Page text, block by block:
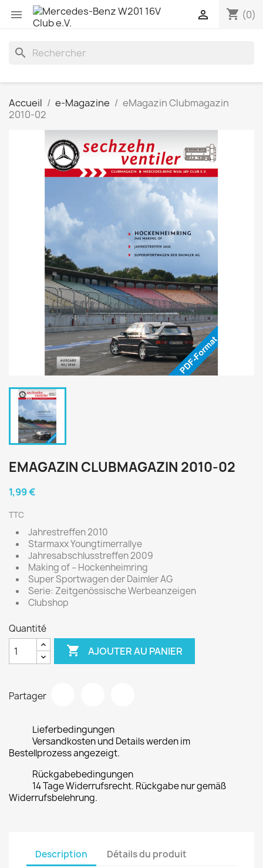
 shopping_cart (0)

search
Accueil e-Magazine
eMagazin Clubmagazin
2010-02
EMAGAZIN CLUBMAGAZIN 2010-02
1,99 €
TTC
Jahrestreffen 2010
Starmaxx Youngtimerrallye
Jahresabschlusstreffen 2009
Making of – Hockenheimring
Super Sportwagen der Daimler AG
Serie: Zeitgenössische Werbeanzeigen
Clubshop
Quantité
 AJOUTER AU PANIER
Partager
Lieferbedingungen
Versandkosten und Details werden im
Bestellprozess angezeigt.
Rückgabebedingungen
14 Tage Widerrufsrecht. Rückgabe nur gemäß
Widerrufsbelehrung.
Description Détails du produit